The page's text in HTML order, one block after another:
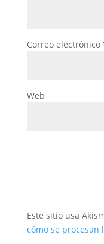
Correo electrónico
Web
Este sitio usa
cómo se procesan